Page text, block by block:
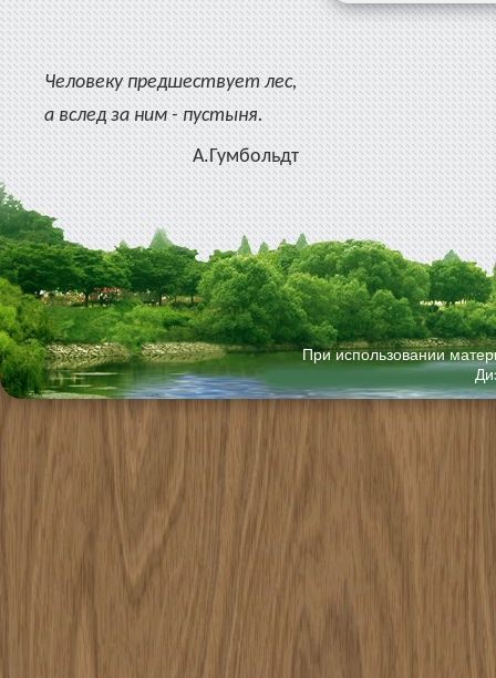
Человеку предшествует лес,
а вслед за ним - пустыня.
А.Гумбольдт
При использовании